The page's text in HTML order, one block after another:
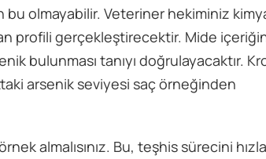
olmayabilir. Veteriner hekiminiz
profili gerçekleştirecektir. Mide
bulunması tanıyı doğrulayacaktır.
arsenik seviyesi saç örneğinden
almalısınız. Bu, teşhis sürecini